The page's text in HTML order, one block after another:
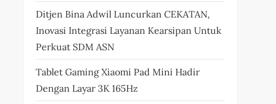
Ditjen Bina Adwil Luncurkan CEKATAN,
Inovasi Integrasi Layanan Kearsipan Untuk
Perkuat SDM ASN
Tablet Gaming Xiaomi Pad Mini Hadir
Dengan Layar 3K 165Hz